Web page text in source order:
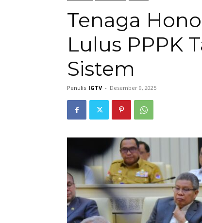
Tenaga
Lulus PPPK
Sistem
Penulis IGTV - Desember 9, 2025